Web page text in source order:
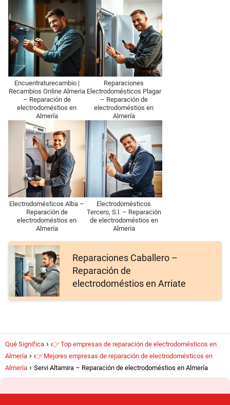
Encuentraturecambio |
Recambios Online Almeria
– Reparación de
electrodoméstios en
Almería
Reparaciones
Electrodomésticos Plagar
– Reparación de
electrodoméstios en
Almería
Electrodomésticos Alba –
Reparación de
electrodoméstios en
Almería
Electrodomésticos
Tercero, S.l. – Reparación
de electrodoméstios en
Almería
Reparaciones Caballero –
Reparación de
electrodoméstios en Arriate
Qué Significa
👉 Top empresas de reparación de electrodomésticos en
Almería
👉 Mejores empresas de reparación de electrodomésticos en
Almería
Servi Altamira – Reparación de electrodoméstios en Almería